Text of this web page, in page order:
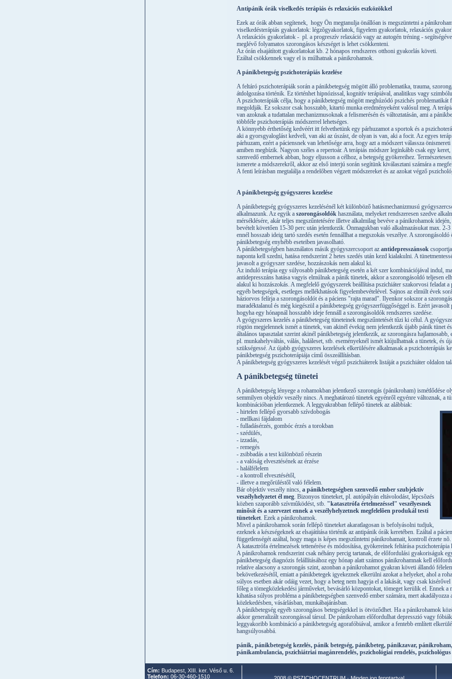
Antipánik órák viselkedés terápiás és relaxációs eszközökkel
Ezek az órák abban segítenek, hogy Ön megtanulja önállóan is megszüntetni a
viselkedésterápiás gyakorlatok: légzõgyakorlatok, figyelem gyakorlatok, relaxációs
A relaxációs gyakorlatok - pl. a progreszív relaxáció vagy az autogén tréning -
meglévő folyamatos szorongásos készséget is lehet csökkenteni.
Az órán elsajátított gyakorlatokat kb. 2 hónapos rendszeres otthoni gyakorlás követi.
Ezáltal csökkennek vagy el is múlhatnak a pánikrohamok.
A pánikbetegség pszichoterápiás kezelése
A feltáró pszichoterápiák során a pánikbetegség mögött álló problematika, trauma,
átdolgozása történik. Ez történhet hipnózissal, kognitív terápiával, analitikus vagy
A pszichoterápiák célja, hogy a pánikbetegség mögött meghúzódó pszichés problematikát
megoldják. Ez sokszor csak hosszabb, kitartó munka eredményeként valósul meg. A
van azoknak a tudattalan mechanizmusoknak a felismerésén és változtatásán, ami a
többféle pszichoterápiás módszerrel lehetséges.
A könnyebb érthetőség kedvéért itt felvethetünk egy párhuzamot a sportok és a
aki a gyorsgyaloglást kedveli, van aki az úszást, de olyan is van, aki a focit. Az egyes
párhuzam, ezért a páciensnek van lehetősége arra, hogy azt a módszert válassza
amiben megbízik. Nagyon széles a repertoár. A terápiás módszer leginkább csak egy
szenvedő embernek abban, hogy eljusson a célhoz, a betegség gyökereihez.
ismerete a módszerekről, akkor az első interjú során segítünk kiválasztani számára a
A fenti leírásban megtalálja a rendelőben végzett módszereket és az azokat végző
A pánikbetegség gyógyszeres kezelése
A pánikbetegség gyógyszeres kezelésénél két különböző hatásmechanizmusú
alkalmazunk. Az egyik a szorongásoldók használata, melyeket rendszeresen szedve
mérséklésére, akár teljes megszűntetésére illetve alkalmilag bevéve a pánikrohamok
bevételt követően 15-30 perc után jelentkezik. Önmagukban való alkalmazásukat max. 2-
ennél hosszab ideig tartó szedés esetén fennállhat a megszokás veszélye. A szorongásoldó
pánikbetegség enyhébb eseteiben javasolható.
A pánikbetegségben használatos másik gyógyszercsoport az antidepresszánsok
naponta kell szedni, hatása rendszerint 2 hetes szedés után kezd kialakulni. A
javasolt a gyógyszer szedése, hozzászokás nem alakul ki.
Az induló terápia egy súlyosabb pánikbetegség esetén a két szer kombinációjával indul,
antidepresszáns hatása vagyis elmúlnak a pánik tünetek, akkor a szorongásoldó teljesen
alakul ki hozzászokás. A megfelelő gyógyszerek beállítása pszichiáter szakorvosi feladat
egyéb betegségek, esetleges mellékhatások figyelembevételével. Sajnos az elmúlt évek
háziorvos felírja a szorongásoldót és a páciens "rajta marad". Ilyenkor sokszor a
maradéktalanul és még kiegészül a pánikbetegség gyógyszerfüggőséggel is. Ezért
hogyha egy hónapnál hosszabb ideje fennáll a szorongásoldók rendszeres szedése.
A gyógyszeres kezelés a pánikbetegség tüneteinek megszűntetését tűzi ki célul. A
rögtön megjelennek ismét a tünetek, van akinél évekig nem jelentkezik újabb pánik tünet
általános tapasztalat szerint akinél pánikbetegség jelentkezik, az szorongásra hajlamosabb,
pl. munkahelyváltás, válás, haláleset, stb. eseményeknél ismét kiújulhatnak a tünetek, és
szükségessé. Az újabb gyógyszeres kezelések elkerülésére alkalmasak a pszichoterápiás
pánikbetegség pszichoterápiája című összeállításban.
A pánikbetegség gyógyszeres kezelését végző pszichiáterek listáját a pszichiáter oldalon
A pánikbetegség tünetei
A pánikbetegség lényege a rohamokban jelentkező szorongás (pánikroham) ismétlődése
semmilyen objektív veszély nincs. A meghatározó tünetek egyénről egyénre változnak, a
kombinációban jelentkeznek. A leggyakrabban fellépő tünetek az alábbiak:
- hirtelen fellépő gyorsabb szívdobogás
- mellkasi fájdalom
- fulladásérzés, gombóc érzés a torokban
- szédülés,
- izzadás,
- remegés
- zsibbadás a test különböző részein
- a valóság elvesztésének az érzése
- halálfélelem
- a kontroll elvesztésétől,
- illetve a megőrüléstől való félelem.
Bár objektív veszély nincs, a pánikbetegségben szenvedõ ember szubjektív
veszélyhelyzetet él meg. Bizonyos tüneteket, pl. autópályán eltávolodást, lépcsõzés
közben szaporább szívmûködést, stb. "katasztrófa értelmezéssel" veszélyesnek
minõsít és a szervezet ennek a veszélyhelyzetnek megfelelõen produkál testi
tüneteket. Ezek a pánikrohamok.
Mivel a pánikrohamok során fellépõ tüneteket akaratlagosan is befolyásolni tudjuk,
ezeknek a készségeknek az elsajátítása történik az antipánik órák keretében. Ezáltal a
függetlenségét azáltal, hogy maga is képes megszûntetni pánikrohamait, kontroll érzete nõ.
A katasztrófa értelmezések tettenérése és módosítása, gyökereinek feltárása
A pánikrohamok rendszerint csak néhány percig tartanak, de előfordulási gyakoriságuk
pánikbetegség diagnózis felállításához egy hónap alatt számos pánikrohamnak kell
relatíve alacsony a szorongás szint, azonban a pánikrohamot gyakran követi állandó
bekövetkezésétől, emiatt a pánikbetegek igyekeznek elkerülni azokat a helyeket, ahol a
súlyos esetben akár odáig vezet, hogy a beteg nem hagyja el a lakását, vagy csak
főleg a tömegközlekedési járműveket, bevásárló központokat, tömeget kerülik el. Ennek a
kihatása súlyos probléma a pánikbetegségben szenvedő ember számára, mert
közlekedésben, vásárlásban, munkábajárásban.
A pánikbetegség egyéb szorongásos betegségekkel is ötvöződhet. Ha a pánikrohamok
akkor generalizált szorongással társul. De pánikroham előfordulhat depresszió vagy
leggyakoribb kombináció a pánikbetegség agorafóbiával, amikor a fentebb említett
hangsúlyosabbá.
pánik, pánikbetegség kezelés, pánik betegség, pánikbeteg, pánikzavar,
pánikambulancia, pszichiátriai magánrendelés, pszichológiai rendelés, pszichológus
Cím: Budapest, XIII. ker. Véső u. 6.
Telefon: 06-30-460-1510